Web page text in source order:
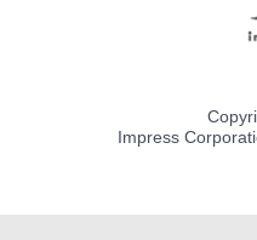
Impress